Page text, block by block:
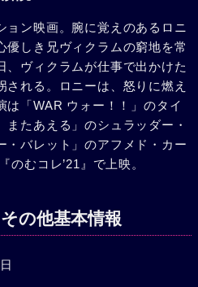
ョン映画。腕に覚えのあるロニ
優しき兄ヴィクラムの窮地を常
、ヴィクラムが仕事で出かけた
れる。ロニーは、怒りに燃え
「WAR ウォー！！」のタイ
たあえる」のシュラッダー・
・バレット」のアフメド・カー
のむコレ’21』で上映。
の他基本情報